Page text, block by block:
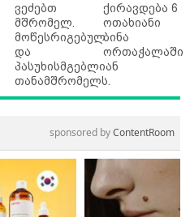
ვეძებთ
მშრომელ.
მოწესრიგებულ
და
პასუხისმგებლიან
თანამშრომელს.
ქირავდება 6
ოთახიანი
ბინა
ორთაჭალაში
sponsored byContentRoom